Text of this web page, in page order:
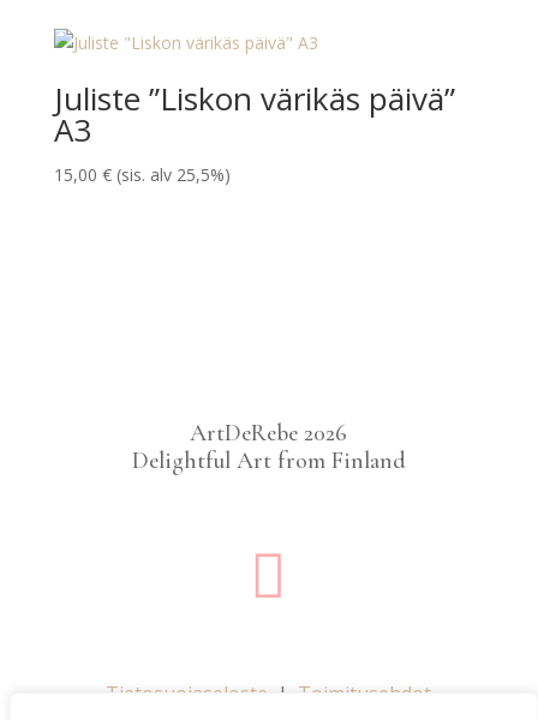
Juliste ”Liskon värikäs päivä”
A3
15,00 € (sis. alv 25,5%)
ArtDeRebe 2026
Delightful Art from Finland

Tietosuojaseloste | Toimitusehdot